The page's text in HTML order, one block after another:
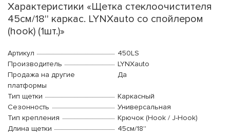
Характеристики «Щетка стеклоочистителя
45см/18'' каркас. LYNXauto со спойлером
(hook) (1шт.)»
Артикул
450LS
Производитель
LYNXauto
Продажа на другие
платформы
Да
Тип щетки
Каркасный
Сезонность
Универсальная
Тип крепления
Крючок (Hook / J-Hook)
Длина щетки
45см/18''